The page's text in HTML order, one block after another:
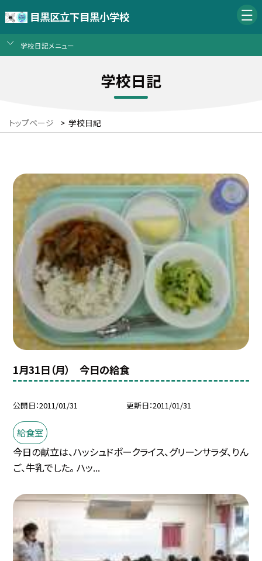
目黒区立下目黒小学校
学校日記メニュー
学校日記
トップページ > 学校日記
1月31日（月） 今日の給食
公開日 2011/01/31 更新日 2011/01/31
給食室
今日の献立は、ハッシュドポークライス、グリーンサラダ、りん
ご、牛乳でした。 ハッ...